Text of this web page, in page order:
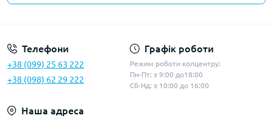
Телефони
+38 (099) 25 63 222
+38 (098) 62 29 222
Графік роботи
Режим роботи колцентру:
Пн-Пт: з 9:00 до18:00
Сб-Нд: з 10:00 до 16:00
Наша адреса